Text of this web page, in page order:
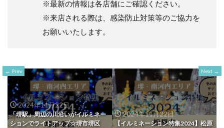
※最新の情報は各店舗にご確認ください。
※来店される際は、感染防止対策等のご協力を
お願いいたします。
Prev
2024年11月22日
「堺駅」周辺の川沿いがイルミネー
ションでライトアップ☆堺市堺区
Next
2024年11月22日
【イルミネーション特集2024】松原